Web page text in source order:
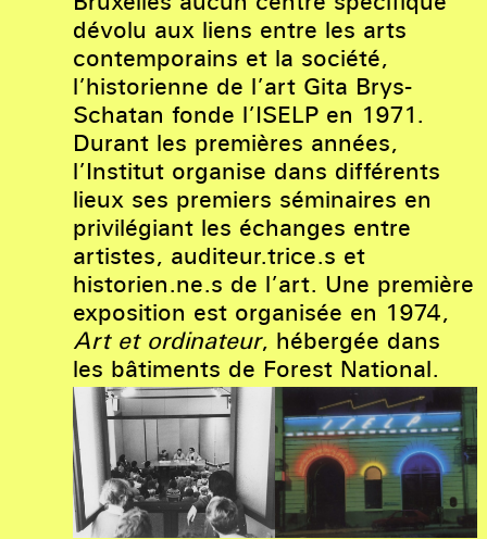
dévolu aux liens entre les arts
contemporains et la société,
l’historienne de l’art Gita Brys-
Schatan fonde l’ISELP en 1971.
Durant les premières années,
l’Institut organise dans différents
lieux ses premiers séminaires en
privilégiant les échanges entre
artistes, auditeur.trice.s et
historien.ne.s de l’art. Une première
exposition est organisée en 1974,
Art et ordinateur, hébergée dans
les bâtiments de Forest National.